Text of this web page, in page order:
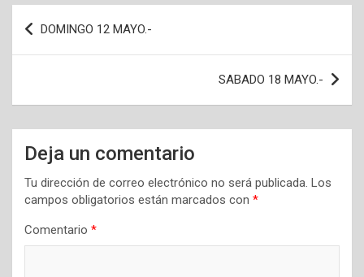
Navegación
de
DOMINGO 12 MAYO.-
SABADO 18 MAYO.-
Deja un comentario
Tu dirección de correo electrónico no será publicada. Los
campos obligatorios están marcados con *
Comentario *